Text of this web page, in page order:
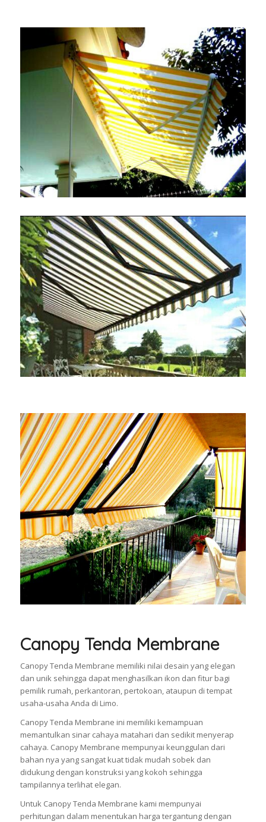
Canopy Tenda Membrane
Canopy Tenda Membrane memiliki nilai desain yang elegan
dan unik sehingga dapat menghasilkan ikon dan fitur bagi
pemilik rumah, perkantoran, pertokoan, ataupun di tempat
usaha-usaha Anda di Limo.
Canopy Tenda Membrane ini memiliki kemampuan
memantulkan sinar cahaya matahari dan sedikit menyerap
cahaya. Canopy Membrane mempunyai keunggulan dari
bahan nya yang sangat kuat tidak mudah sobek dan
didukung dengan konstruksi yang kokoh sehingga
tampilannya terlihat elegan.
Untuk Canopy Tenda Membrane kami mempunyai
perhitungan dalam menentukan harga tergantung dengan